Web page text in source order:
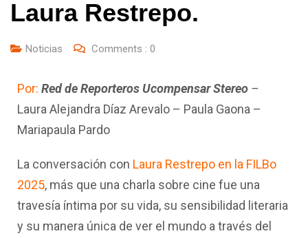
Laura Restrepo.
Noticias Comments : 0
Por: Red de Reporteros Ucompensar Stereo –
Laura Alejandra Díaz Arevalo – Paula Gaona –
Mariapaula Pardo
La conversación con Laura Restrepo en la FILBo
2025, más que una charla sobre cine fue una
travesía íntima por su vida, su sensibilidad literaria
y su manera única de ver el mundo a través del